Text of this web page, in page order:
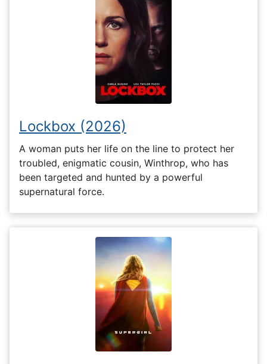
Lockbox (2026)
A woman puts her life on the line to protect her
troubled, enigmatic cousin, Winthrop, who has
been targeted and hunted by a powerful
supernatural force.